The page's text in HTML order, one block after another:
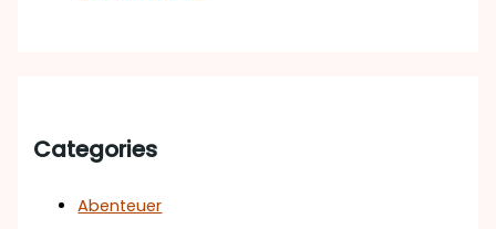
Categories
Abenteuer